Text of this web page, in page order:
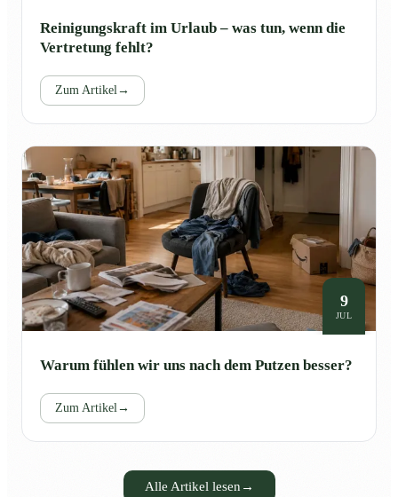
Reinigungskraft im Urlaub – was tun, wenn die
Vertretung fehlt?
Zum Artikel→
9
JUL
Warum fühlen wir uns nach dem Putzen besser?
Zum Artikel→
Alle Artikel lesen →